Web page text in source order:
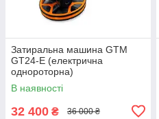
Затиральна машина GTM
GT24-E (електрична
однороторна)
В наявності
32 400 ₴ 36 000 ₴